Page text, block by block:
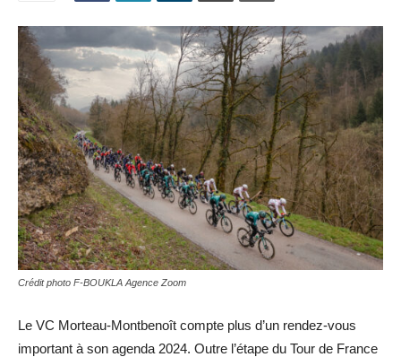
Crédit photo F-BOUKLA Agence Zoom
Le VC Morteau-Montbenoît compte plus d’un rendez-vous
important à son agenda 2024. Outre l’étape du Tour de France